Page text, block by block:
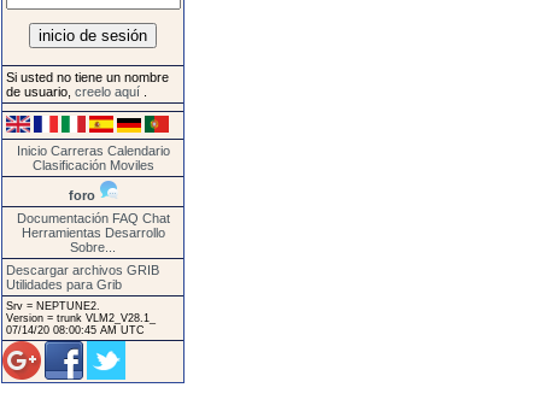
Si usted no tiene un nombre
de usuario, creelo aquí
Inicio Carreras Calendario
Clasificación Moviles
foro
Documentación FAQ Chat
Herramientas Desarrollo
Sobre...
Descargar archivos GRIB
Utilidades para Grib
Srv = NEPTUNE2.
Version = trunk VLM2_V28.1_
07/14/20 08:00:45 AM UTC